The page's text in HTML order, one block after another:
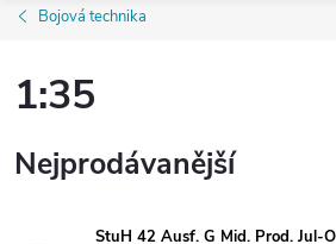
Bojová technika
1:35
Nejprodávanější
StuH 42 Ausf. G Mid. Prod. Jul-